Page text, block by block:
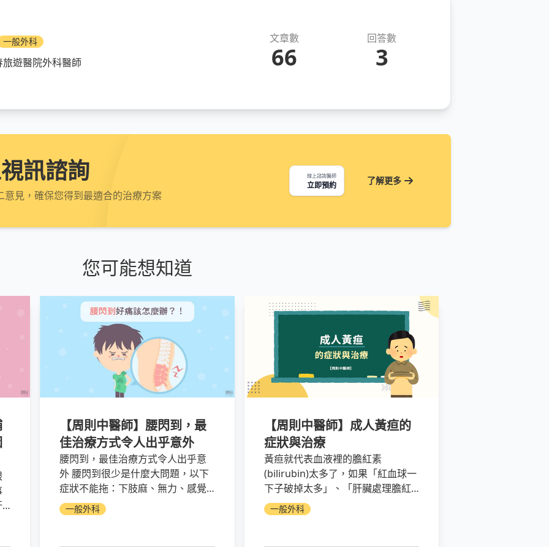
一般外科
遊醫院外科醫師
文章數
66
回答數
3
訊諮詢
意見，確保您得到最適合的治療方案
線上諮詢醫師
立即預約 了解更多
您可能想知道
【周則中醫師】腰閃到，最
佳治療方式令人出乎意外
腰閃到，最佳治療方式令人出乎意
外 腰閃到很少是什麼大問題，以下
症狀不能拖：下肢麻、無力、感覺
被電到、大小便失禁，表示神經壓
迫；摔倒後下背痛，可能有創傷；
一般外科
【周則中醫師】成人黃疸的
症狀與治療
黃疸就代表血液裡的膽紅素
(bilirubin)太多了，如果「紅血球一
下子破掉太多」、「肝臟處理膽紅
素的功能減弱」、「膽汁排除的管
道有阻塞」，這三個原因都會造成
一般外科